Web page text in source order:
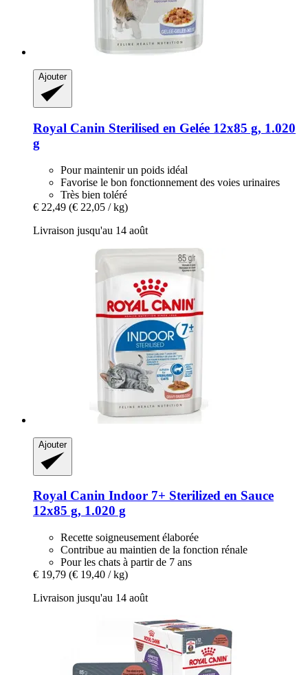
Ajouter
Royal Canin Sterilised en Gelée 12x85 g, 1.020
g
Pour maintenir un poids idéal
Favorise le bon fonctionnement des voies urinaires
Très bien toléré
€ 22,49 (€ 22,05 / kg)
Livraison jusqu'au 14 août
Ajouter
Royal Canin Indoor 7+ Sterilized en Sauce
12x85 g, 1.020 g
Recette soigneusement élaborée
Contribue au maintien de la fonction rénale
Pour les chats à partir de 7 ans
€ 19,79 (€ 19,40 / kg)
Livraison jusqu'au 14 août